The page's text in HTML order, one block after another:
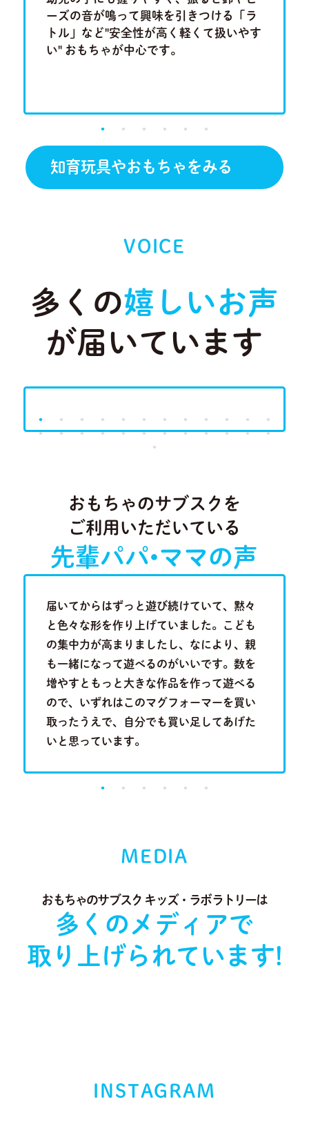
ーズの音が鳴って興味を引きつける「ラ
トル」など"安全性が高く軽くて扱いやす
い" おもちゃが中心です。
知育玩具やおもちゃをみる
VOICE
多くの嬉しいお声
が届いています
おもちゃのサブスクを
ご利用いただいている
先輩パパ•ママの声
届いてからはずっと遊び続けていて、黙々
と色々な形を作り上げていました。こども
の集中力が高まりましたし、なにより、親
も一緒になって遊べるのがいいです。数を
増やすともっと大きな作品を作って遊べる
ので、いずれはこのマグフォーマーを買い
取ったうえで、自分でも買い足してあげた
いと思っています。
MEDIA
おもちゃのサブスク キッズ・ラボラトリーは
多くのメディアで
取り上げられています!
INSTAGRAM